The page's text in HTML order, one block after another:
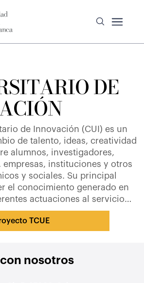
DE
de Innovación (CUI) es un
de talento, ideas, creatividad
alumnos, investigadores,
empresas, instituciones y otros
y sociales. Su principal
el conocimiento generado en
actuaciones al servicio
TCUE
nosotros